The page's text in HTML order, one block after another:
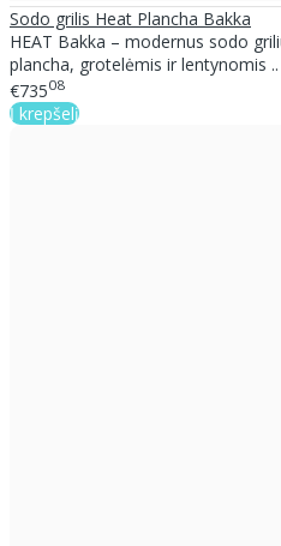
Sodo grilis Heat Plancha Bakka
HEAT Bakka – modernus sodo
plancha, grotelėmis ir lentynomis ..
€73508
Į krepšelį